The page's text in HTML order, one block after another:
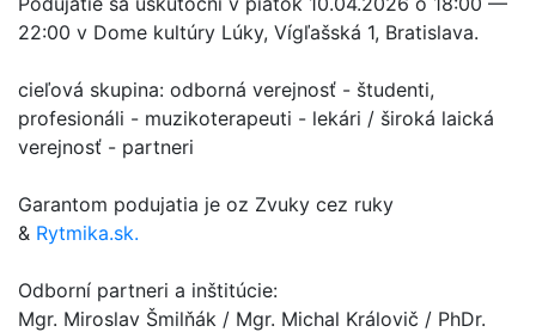
22:00 v Dome kultúry Lúky, Vígľašská 1, Bratislava.
cieľová skupina: odborná verejnosť - študenti,
profesionáli - muzikoterapeuti - lekári / široká laická
verejnosť - partneri
Garantom podujatia je oz Zvuky cez ruky
& Rytmika.sk.
Odborní partneri a inštitúcie:
Mgr. Miroslav Šmilňák / Mgr. Michal Královič / PhDr.